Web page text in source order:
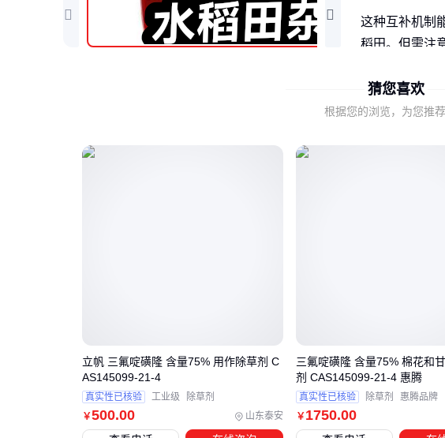
这种互补机制
稻田。但需注
二、移栽田
案
面对水稻田杂
等替代方案相
猜您喜欢
根据您的浏览，为您推
￥500.00 山东泰安
立帆 三氟啶磺隆 含量75% 用作除草剂 C
AS145099-21-4
真实性已核验 工业级 除草剂
￥ 1750.00
三氟啶磺隆 含量75% 棉花和
剂 CAS145099-21-4 惠腾
真实性已核验 除草剂 惠腾品牌